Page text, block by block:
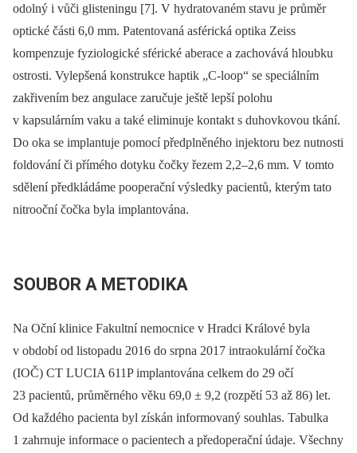
odolný i vůči glisteningu [7]. V hydratovaném stavu je průměr
optické části 6,0 mm. Patentovaná asférická optika Zeiss
kompenzuje fyziologické sférické aberace a zachovává hloubku
ostrosti. Vylepšená konstrukce haptik „C-loop“ se speciálním
zakřivením bez angulace zaručuje ještě lepší polohu
v kapsulárním vaku a také eliminuje kontakt s duhovkovou tkání.
Do oka se implantuje pomocí předplněného injektoru bez nutnosti
foldování či přímého dotyku čočky řezem 2,2–2,6 mm. V tomto
sdělení předkládáme pooperační výsledky pacientů, kterým tato
nitrooční čočka byla implantována.
SOUBOR A METODIKA
Na Oční klinice Fakultní nemocnice v Hradci Králové byla
v období od listopadu 2016 do srpna 2017 intraokulární čočka
(IOČ) CT LUCIA 611P implantována celkem do 29 očí
23 pacientů, průměrného věku 69,0 ± 9,2 (rozpětí 53 až 86) let.
Od každého pacienta byl získán informovaný souhlas. Tabulka
1 zahrnuje informace o pacientech a předoperační údaje. Všechny